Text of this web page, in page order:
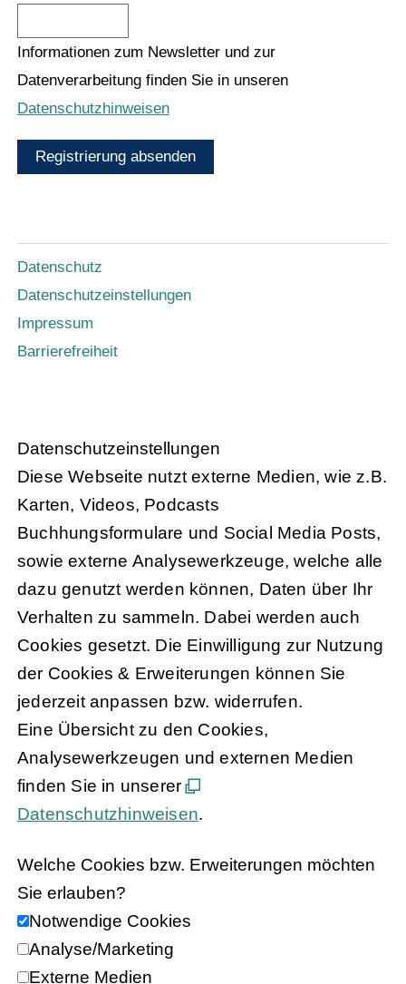
Informationen zum Newsletter und zur
Datenverarbeitung finden Sie in unseren
Datenschutzhinweisen
Registrierung absenden
Datenschutz
Datenschutzeinstellungen
Impressum
Barrierefreiheit
Daten­schutz­ein­stel­lun­gen
Diese Webseite nutzt externe Medien, wie z.B.
Karten, Videos, Podcasts
Buchhungsformulare und Social Media Posts,
sowie externe Analysewerkzeuge, welche alle
dazu genutzt werden können, Daten über Ihr
Verhalten zu sammeln. Dabei werden auch
Cookies gesetzt. Die Einwilligung zur Nutzung
der Cookies & Erweiterungen können Sie
jederzeit anpassen bzw. widerrufen.
Eine Übersicht zu den Cookies,
Analysewerkzeugen und externen Medien
finden Sie in unserer
Datenschutzhinweisen.
Welche Cookies bzw. Erweiterungen möchten
Sie erlauben?
Notwendige Cookies
Analyse/Marketing
Externe Medien